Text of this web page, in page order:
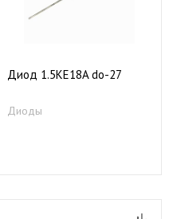
Диод 1.5KE18A do-27
Диоды